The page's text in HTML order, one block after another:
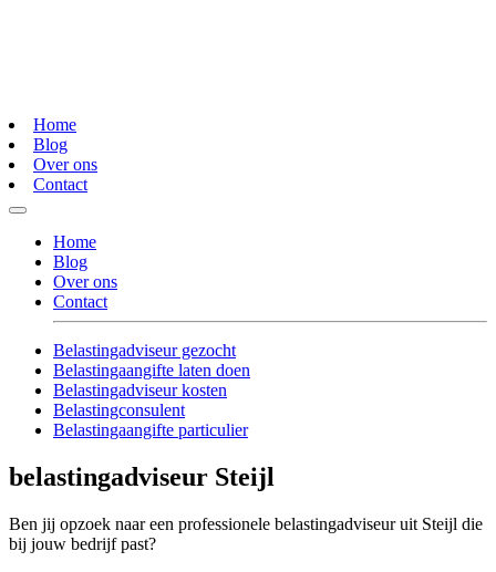
Home
Blog
Over ons
Contact
Home
Blog
Over ons
Contact
Belastingadviseur gezocht
Belastingaangifte laten doen
Belastingadviseur kosten
Belastingconsulent
Belastingaangifte particulier
belastingadviseur Steijl
Ben jij opzoek naar een professionele belastingadviseur uit Steijl die
bij jouw bedrijf past?